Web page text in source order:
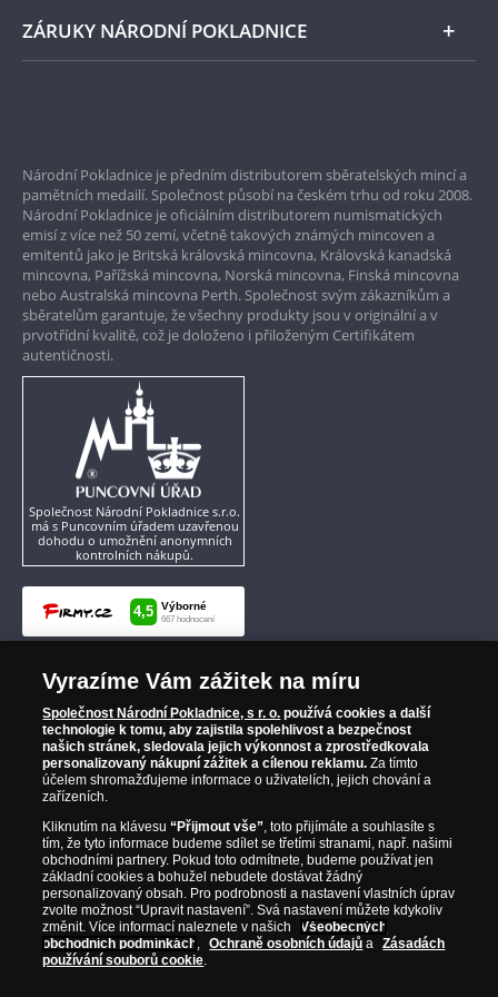
ZÁRUKY NÁRODNÍ POKLADNICE
Garance nejvyšší kvality
Pouze originální produkty
Národní Pokladnice je předním distributorem sběratelských mincí a
pamětních medailí. Společnost působí na českém trhu od roku 2008.
Národní Pokladnice je oficiálním distributorem numismatických
emisí z více než 50 zemí, včetně takových známých mincoven a
emitentů jako je Britská královská mincovna, Královská kanadská
mincovna, Pařížská mincovna, Norská mincovna, Finská mincovna
nebo Australská mincovna Perth. Společnost svým zákazníkům a
sběratelům garantuje, že všechny produkty jsou v originální a v
prvotřídní kvalitě, což je doloženo i přiloženým Certifikátem
autentičnosti.
Společnost Národní Pokladnice s.r.o.
má s Puncovním úřadem uzavřenou
dohodu o umožnění anonymních
kontrolních nákupů.
Vyrazíme Vám zážitek na míru
Společnost Národní Pokladnice, s r. o. používá cookies a další
technologie k tomu, aby zajistila spolehlivost a bezpečnost
našich stránek, sledovala jejich výkonnost a zprostředkovala
personalizovaný nákupní zážitek a cílenou reklamu. Za tímto
účelem shromažďujeme informace o uživatelích, jejich chování a
zařízeních.
Kliknutím na klávesu“Přijmout vše”, toto přijímáte a souhlasíte s
tím, že tyto informace budeme sdílet se třetími stranami, např. našimi
obchodními partnery. Pokud toto odmítnete, budeme používat jen
základní cookies a bohužel nebudete dostávat žádný
personalizovaný obsah. Pro podrobnosti a nastavení vlastních úprav
zvolte možnost “Upravit nastavení”. Svá nastavení můžete kdykoliv
změnit. Více informací naleznete v našich
Všeobecných
obchodních podmínkách , Ochraně osobních údajů a
Zásadách
používání souborů cookie.